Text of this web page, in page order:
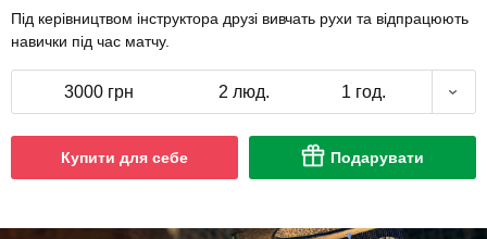
Під керівництвом інструктора друзі вивчать рухи та відпрацюють
навички під час матчу.
3000 грн 2 люд. 1 год.
Купити для себе Подарувати